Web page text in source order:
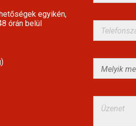
egyikén,
órán belül